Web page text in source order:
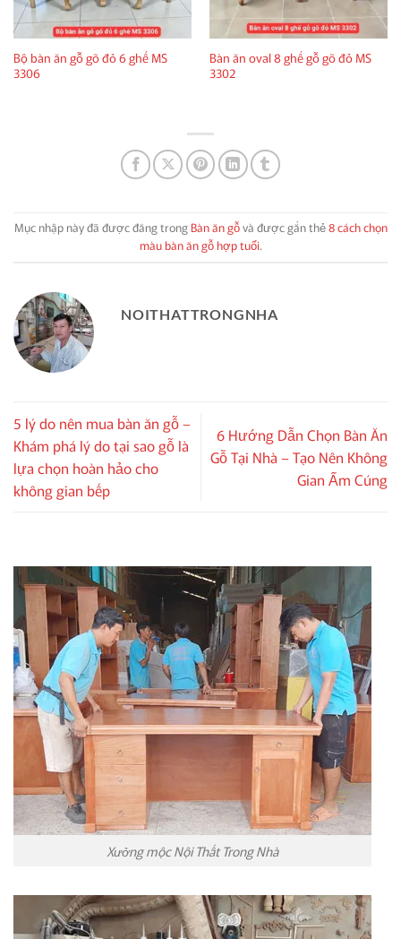
Bộ bàn ăn gỗ gõ đỏ 6 ghế MS
3306
Bàn ăn oval 8 ghế gỗ gõ đỏ MS
3302
Mục nhập này đã được đăng trong Bàn ăn gỗvà được gắn thẻ8 cách chọn
màu bàn ăn gỗ hợp tuổi.
NOITHATTRONGNHA
5 lý do nên mua bàn ăn gỗ –
Khám phá lý do tại sao gỗ là
lựa chọn hoàn hảo cho
không gian bếp
6 Hướng Dẫn Chọn Bàn Ăn
Gỗ Tại Nhà – Tạo Nên Không
Gian Ấm Cúng
Xưởng mộc Nội Thất Trong Nhà